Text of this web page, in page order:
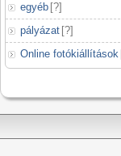
egyéb [?]
pályázat [?]
Online fotókiállítások